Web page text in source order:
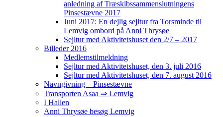
anledning af Træskibssammenslutningens
Pinsestævne 2017
Juni 2017: En dejlig sejltur fra Torsminde til
Lemvig ombord på Anni Thrysøe
Sejltur med Aktivitetshuset den 2/7 – 2017
Billeder 2016
Medlemstilmeldning
Sejltur med Aktivitetshuset, den 3. juli 2016
Sejltur med Aktivitetshuset, den 7. august 2016
Navngivning – Pinsestævne
Transporten Asaa ⇒ Lemvig
I Hallen
Anni Thrysøe besøg Lemvig